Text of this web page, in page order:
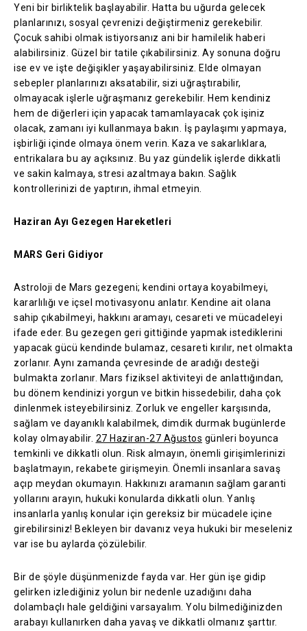
Yeni bir birliktelik başlayabilir. Hatta bu uğurda gelecek
planlarınızı, sosyal çevrenizi değiştirmeniz gerekebilir.
Çocuk sahibi olmak istiyorsanız ani bir hamilelik haberi
alabilirsiniz. Güzel bir tatile çıkabilirsiniz. Ay sonuna doğru
ise ev ve işte değişikler yaşayabilirsiniz. Elde olmayan
sebepler planlarınızı aksatabilir, sizi uğraştırabilir,
olmayacak işlerle uğraşmanız gerekebilir. Hem kendiniz
hem de diğerleri için yapacak tamamlayacak çok işiniz
olacak, zamanı iyi kullanmaya bakın. İş paylaşımı yapmaya,
işbirliği içinde olmaya önem verin. Kaza ve sakarlıklara,
entrikalara bu ay açıksınız. Bu yaz gündelik işlerde dikkatli
ve sakin kalmaya, stresi azaltmaya bakın. Sağlık
kontrollerinizi de yaptırın, ihmal etmeyin.
Haziran Ayı Gezegen Hareketleri
MARS Geri Gidiyor
Astroloji de Mars gezegeni; kendini ortaya koyabilmeyi,
kararlılığı ve içsel motivasyonu anlatır. Kendine ait olana
sahip çıkabilmeyi, hakkını aramayı, cesareti ve mücadeleyi
ifade eder. Bu gezegen geri gittiğinde yapmak istediklerini
yapacak gücü kendinde bulamaz, cesareti kırılır, net olmakta
zorlanır. Aynı zamanda çevresinde de aradığı desteği
bulmakta zorlanır. Mars fiziksel aktiviteyi de anlattığından,
bu dönem kendinizi yorgun ve bitkin hissedebilir, daha çok
dinlenmek isteyebilirsiniz. Zorluk ve engeller karşısında,
sağlam ve dayanıklı kalabilmek, dimdik durmak bugünlerde
kolay olmayabilir. 27 Haziran-27 Ağustos günleri boyunca
temkinli ve dikkatli olun. Risk almayın, önemli girişimlerinizi
başlatmayın, rekabete girişmeyin. Önemli insanlara savaş
açıp meydan okumayın. Hakkınızı aramanın sağlam garanti
yollarını arayın, hukuki konularda dikkatli olun. Yanlış
insanlarla yanlış konular için gereksiz bir mücadele içine
girebilirsiniz! Bekleyen bir davanız veya hukuki bir meseleniz
var ise bu aylarda çözülebilir.
Bir de şöyle düşünmenizde fayda var. Her gün işe gidip
gelirken izlediğiniz yolun bir nedenle uzadığını daha
dolambaçlı hale geldiğini varsayalım. Yolu bilmediğinizden
arabayı kullanırken daha yavaş ve dikkatli olmanız şarttır.